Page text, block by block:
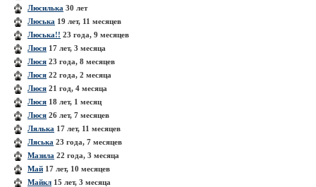
Люсилька 30 лет
Люська 19 лет, 11 месяцев
Люська!! 23 года, 9 месяцев
Люся 17 лет, 3 месяца
Люся 23 года, 8 месяцев
Люся 22 года, 2 месяца
Люся 21 год, 4 месяца
Люся 18 лет, 1 месяц
Люся 26 лет, 7 месяцев
Лялька 17 лет, 11 месяцев
Ляська 23 года, 7 месяцев
Мазила 22 года, 3 месяца
Май 17 лет, 10 месяцев
Майкл 15 лет, 3 месяца